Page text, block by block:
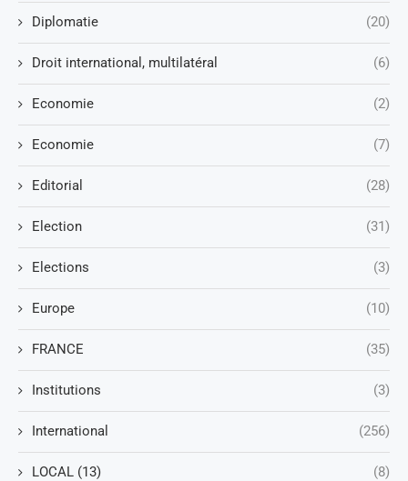
Diplomatie (20)
Droit international, multilatéral (6)
Economie (2)
Economie (7)
Editorial (28)
Election (31)
Elections (3)
Europe (10)
FRANCE (35)
Institutions (3)
International (256)
LOCAL (13) (8)